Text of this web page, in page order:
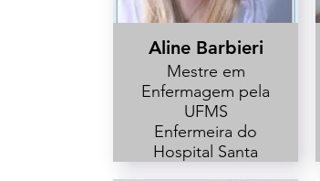
Aline Barbieri
Mestre em
Enfermagem pela
UFMS
Enfermeira do
Hospital Santa